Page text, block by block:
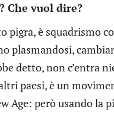
Che vuol dire?
pigra, è squadrismo
plasmandosi,
detto, non c’entra
paesi, è un
Age: però usando la